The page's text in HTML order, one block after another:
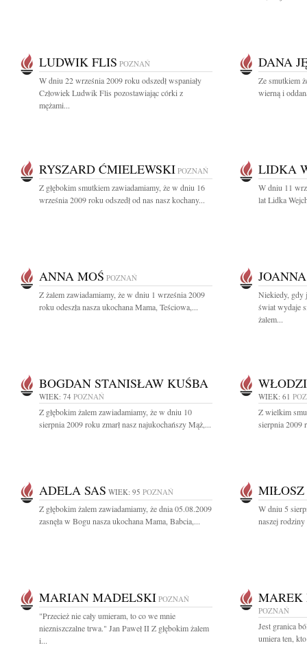
LUDWIK FLIS POZNAŃ
W dniu 22 września 2009 roku odszedł wspaniały
Człowiek Ludwik Flis pozostawiając córki z
mężami...
DANA
Ze smutkiem
wierną i
RYSZARD ĆMIELEWSKI POZNAŃ
Z głębokim smutkiem zawiadamiamy, że w dniu 16
września 2009 roku odszedł od nas nasz kochany...
LIDKA
W dniu 11
lat Lidka
ANNA MOŚ POZNAŃ
Z żalem zawiadamiamy, że w dniu 1 września 2009
roku odeszła nasza ukochana Mama, Teściowa,...
Niekiedy, gdy
świat wydaje
żalem...
BOGDAN STANISŁAW KUŚBA
WIEK: 74 POZNAŃ
Z głębokim żalem zawiadamiamy, że w dniu 10
sierpnia 2009 roku zmarł nasz najukochańszy Mąż,...
WIEK: 61
Z wielkim
sierpnia 2009
ADELA SAS WIEK: 95 POZNAŃ
Z głębokim żalem zawiadamiamy, że dnia 05.08.2009
zasnęła w Bogu nasza ukochana Mama, Babcia,...
W dniu 5
naszej
MARIAN MADELSKI POZNAŃ
"Przecież nie cały umieram, to co we mnie
niezniszczalne trwa." Jan Paweł II Z głębokim żalem
i...
MAREK
POZNAŃ
Jest granica
umiera ten,